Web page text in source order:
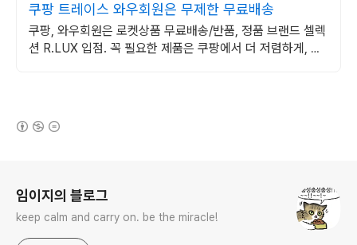
쿠팡 트레이스 와우회원은 무제한 무료배송
쿠팡, 와우회원은 로켓상품 무료배송/반품, 정품 브랜드 셀렉
션 R.LUX 입점. 꼭 필요한 제품은 쿠팡에서 더 저렴하게, 로
임이지의 블로그
keep calm and carry on. be the miracle!